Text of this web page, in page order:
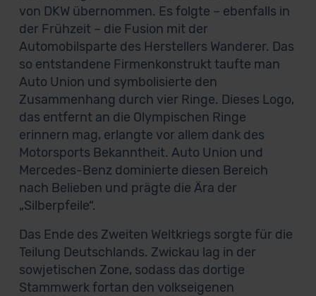
von DKW übernommen. Es folgte – ebenfalls in
der Frühzeit – die Fusion mit der
Automobilsparte des Herstellers Wanderer. Das
so entstandene Firmenkonstrukt taufte man
Auto Union und symbolisierte den
Zusammenhang durch vier Ringe. Dieses Logo,
das entfernt an die Olympischen Ringe
erinnern mag, erlangte vor allem dank des
Motorsports Bekanntheit. Auto Union und
Mercedes-Benz dominierte diesen Bereich
nach Belieben und prägte die Ära der
„Silberpfeile“.
Das Ende des Zweiten Weltkriegs sorgte für die
Teilung Deutschlands. Zwickau lag in der
sowjetischen Zone, sodass das dortige
Stammwerk fortan den volkseigenen